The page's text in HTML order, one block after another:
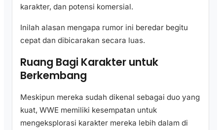
karakter, dan potensi komersial.
Inilah alasan mengapa rumor ini beredar begitu
cepat dan dibicarakan secara luas.
Ruang Bagi Karakter untuk
Berkembang
Meskipun mereka sudah dikenal sebagai duo yang
kuat, WWE memiliki kesempatan untuk
mengeksplorasi karakter mereka lebih dalam di